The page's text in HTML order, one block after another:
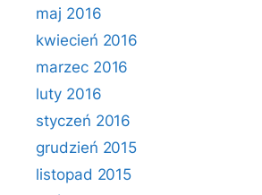
maj 2016
kwiecień 2016
marzec 2016
luty 2016
styczeń 2016
grudzień 2015
listopad 2015